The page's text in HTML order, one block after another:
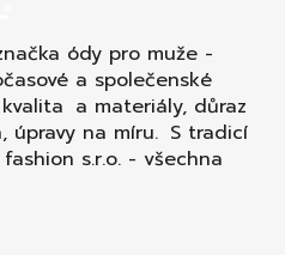
ódy pro muže -
a společenské
a materiály, důraz
úpravy na míru. S tradicí
s.r.o. - všechna